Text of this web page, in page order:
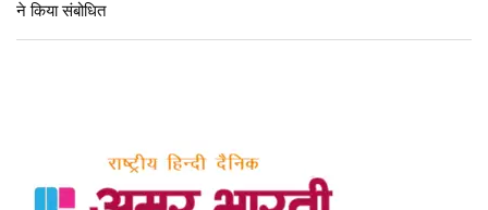
ने किया संबोधित